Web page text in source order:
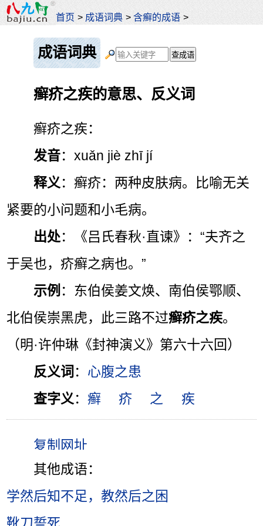
首页 > 成语词典 >含癣的成语 >
成语词典
癣疥之疾的意思、反义词
癣疥之疾：
发音：xuǎn jiè zhī jí
释义 ：癣疥：两种皮肤病。比喻无关
紧要的小问题和小毛病。
出处：《吕氏春秋·直谏》：“夫齐之
于吴也，疥癣之病也。”
示例 ：东伯侯姜文焕、南伯侯鄂顺、
北伯侯崇黑虎，此三路不过癣疥之疾。
（明·许仲琳《封神演义》第六十六回）
反义词 ： 心腹之患
查字义 ：癣 疥 之 疾
其他成语：
学然后知不足，教然后之困
靴刀誓死